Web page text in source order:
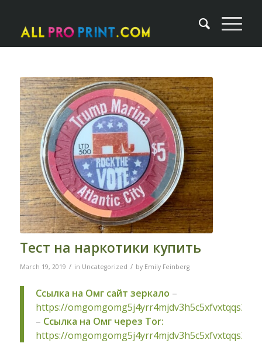
Тест на наркотики купить
March 19, 2019 / in Uncategorized / by Emily Feinberg
Ссылка на Омг сайт зеркало –
https://
– Ссылка на Омг через Tor:
https://